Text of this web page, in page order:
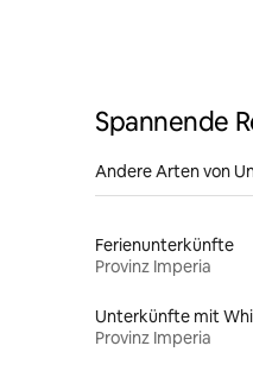
Spannende
Andere Arten von
Ferienunterkünfte
Provinz Imperia
Unterkünfte mit
Provinz Imperia